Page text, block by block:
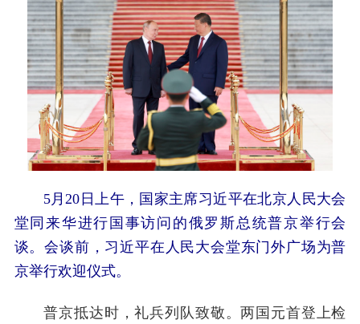
5月20日上午，国家主席习近平在北京人民大会
堂同来华进行国事访问的俄罗斯总统普京举行会
谈。会谈前，习近平在人民大会堂东门外广场为普
京举行欢迎仪式。
普京抵达时，礼兵列队致敬。两国元首登上检